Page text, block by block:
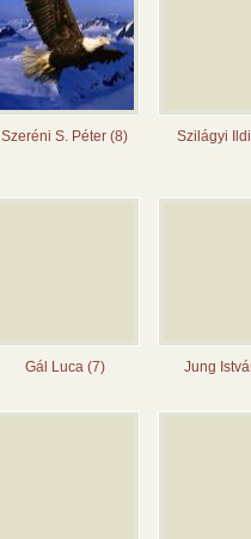
Szeréni S. Péter (8) Szilágyi
Gál Luca (7) Jung